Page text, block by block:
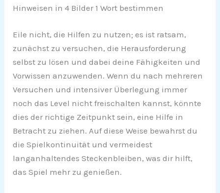
Hinweisen in 4 Bilder 1 Wort bestimmen
Eile nicht, die Hilfen zu nutzen; es ist ratsam,
zunächst zu versuchen, die Herausforderung
selbst zu lösen und dabei deine Fähigkeiten und
Vorwissen anzuwenden. Wenn du nach mehreren
Versuchen und intensiver Überlegung immer
noch das Level nicht freischalten kannst, könnte
dies der richtige Zeitpunkt sein, eine Hilfe in
Betracht zu ziehen. Auf diese Weise bewahrst du
die Spielkontinuität und vermeidest
langanhaltendes Steckenbleiben, was dir hilft,
das Spiel mehr zu genießen.